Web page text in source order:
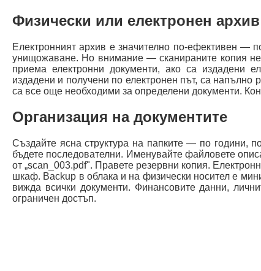
Физически или електронен архив
Електронният архив е значително по-ефективен —
унищожаване. Но внимание — сканираните копия
приема електронни документи, ако са издадени
издадени и получени по електронен път, са напълно
са все още необходими за определени документи.
Организация на документите
Създайте ясна структура на папките — по години,
бъдете последователни. Именувайте файловете
от „scan_003.pdf". Правете резервни копия.
шкаф. Backup в облака и на физически носител е
вижда всички документи. Финансовите данни,
ограничен достъп.